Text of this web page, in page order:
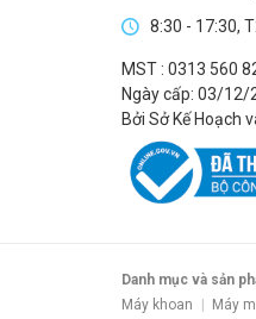
8:30 - 17:30,
MST : 0313 560
Ngày cấp: 03/12/
Bởi Sở Kế Hoạch
Danh mục và sản
Máy khoan
Máy